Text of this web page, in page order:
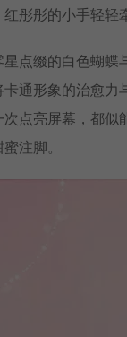
彤彤的小手轻
点缀的白色蝴
通形象的治愈
点亮屏幕，都似
注脚。